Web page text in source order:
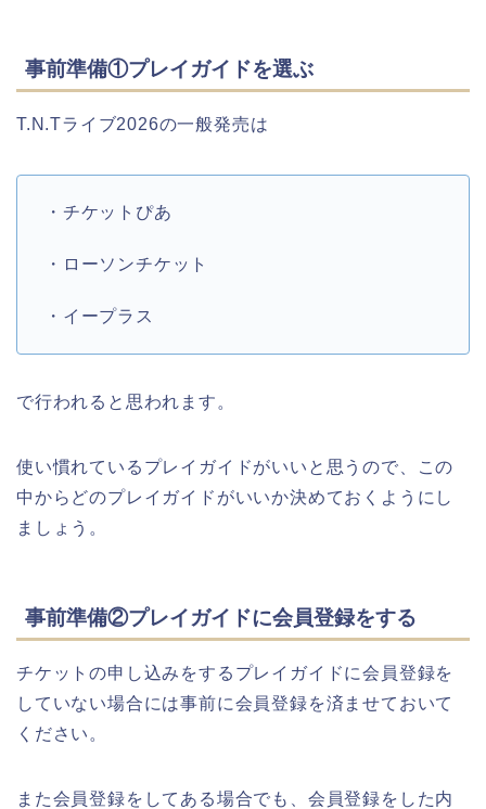
事前準備①プレイガイドを選ぶ
T.N.Tライブ2026の一般発売は
・チケットぴあ
・ローソンチケット
・イープラス
で行われると思われます。
使い慣れているプレイガイドがいいと思うので、この
中からどのプレイガイドがいいか決めておくようにし
ましょう。
事前準備②プレイガイドに会員登録をする
チケットの申し込みをするプレイガイドに会員登録を
していない場合には事前に会員登録を済ませておいて
ください。
また会員登録をしてある場合でも、会員登録をした内